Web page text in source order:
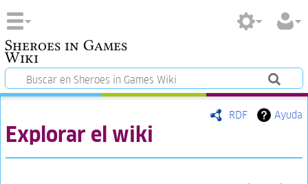
Sheroes in Games
Wiki
RDF Ayuda
Explorar el wiki